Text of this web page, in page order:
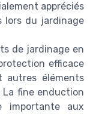
appréciés
lors du jardinage
de jardinage en
efficace
autres éléments
fine enduction
importante aux